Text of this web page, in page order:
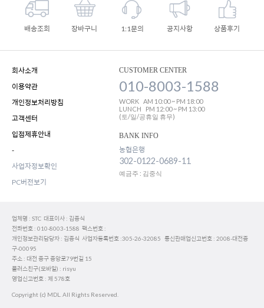
배송조회 장바구니 1:1문의 공지사항 상품후기
회사소개
이용약관
개인정보처리방침
고객센터
입점제휴안내
-
사업자정보확인
PC버전보기
CUSTOMER CENTER
010-8003-1588
WORK AM 10:00 ~ PM 18:00
LUNCH
PM 12:00 ~ PM 13:00
(토/일/공휴일 휴무)
BANK INFO
농협은행
302-0122-0689-11
예금주 : 김중식
업체명 : STC 대표이사 : 김중식
전화번호 : 010-8003-1588 팩스번호 :
개인정보관리담당자 : 김중식 사업자등록번호 :305-26-32085 통신판매업신고번호 : 2008-대전중
구-00095
주소 : 대전 중구 중앙로79번길 15
플러스친구(모바일) : risyu
영업신고번호 : 제 578호
Copyright (c) MDL. All Rights Reserved.